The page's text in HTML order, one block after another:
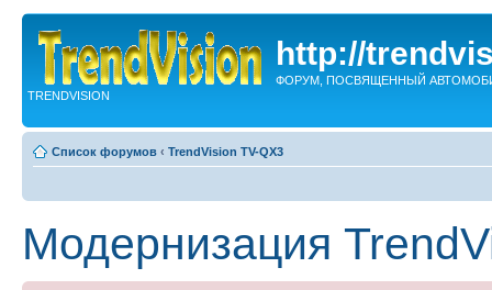
http://
ФОРУМ, ПОСВЯЩЕННЫЙ
TRENDVISION
Список форумов ‹ TrendVision TV-QX3
Модернизация